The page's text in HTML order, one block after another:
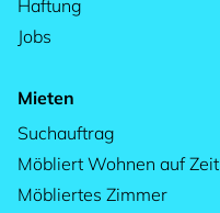
Haftung
Jobs
Mieten
Suchauftrag
Möbliert Wohnen auf Zeit
Möbliertes Zimmer